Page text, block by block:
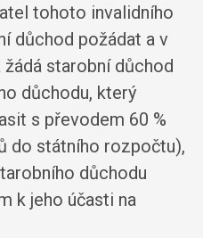
tohoto invalidního
důchod požádat a v
starobní důchod
důchodu, který
s převodem 60 %
do státního rozpočtu),
důchodu
k jeho účasti na